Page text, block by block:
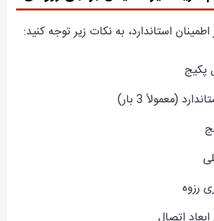
استاندارد، به نکات زیر توجه کنید:
پکیج
(معمولاً 3 بار)
رزوه